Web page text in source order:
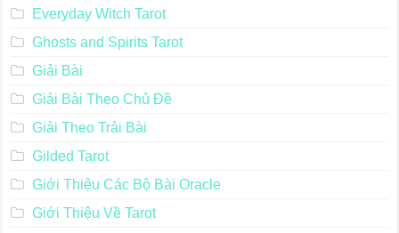
Everyday Witch Tarot
Ghosts and Spirits Tarot
Giải Bài
Giải Bài Theo Chủ Đề
Giải Theo Trải Bài
Gilded Tarot
Giới Thiệu Các Bộ Bài Oracle
Giới Thiệu Về Tarot